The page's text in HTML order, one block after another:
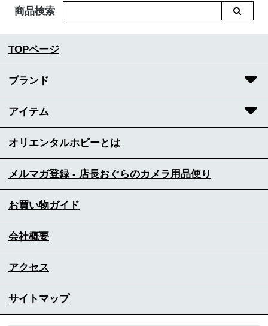
商品検索
TOPページ
ブランド
アイテム
オリエンタルホビーとは
メルマガ登録 - 店長おぐらのカメラ用品便り
お買い物ガイド
会社概要
アクセス
サイトマップ